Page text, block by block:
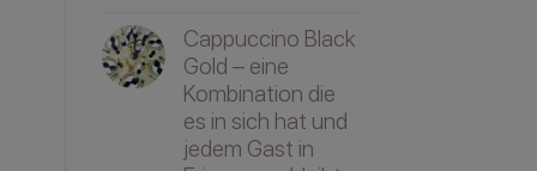
die
ob
Luxury
Hochzeitsdeko
in
Cappuccino Black
Gold – eine
Kombination die
es in sich hat und
jedem Gast in